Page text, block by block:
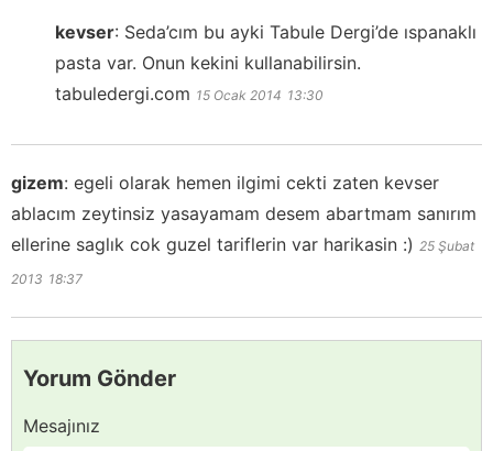
kevser: Seda’cım bu ayki Tabule Dergi’de ıspanaklı
pasta var. Onun kekini kullanabilirsin.
tabuledergi.com 15 Ocak 2014 13:30
gizem: egeli olarak hemen ilgimi cekti zaten kevser
ablacım zeytinsiz yasayamam desem abartmam sanırım
ellerine saglık cok guzel tariflerin var harikasin :) 25 Şubat
2013 18:37
Yorum Gönder
Mesajınız